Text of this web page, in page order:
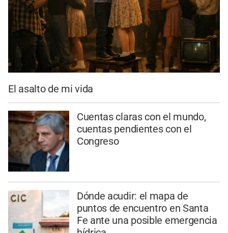
El asalto de mi vida
Cuentas claras con el mundo,
cuentas pendientes con el
Congreso
Dónde acudir: el mapa de
puntos de encuentro en Santa
Fe ante una posible emergencia